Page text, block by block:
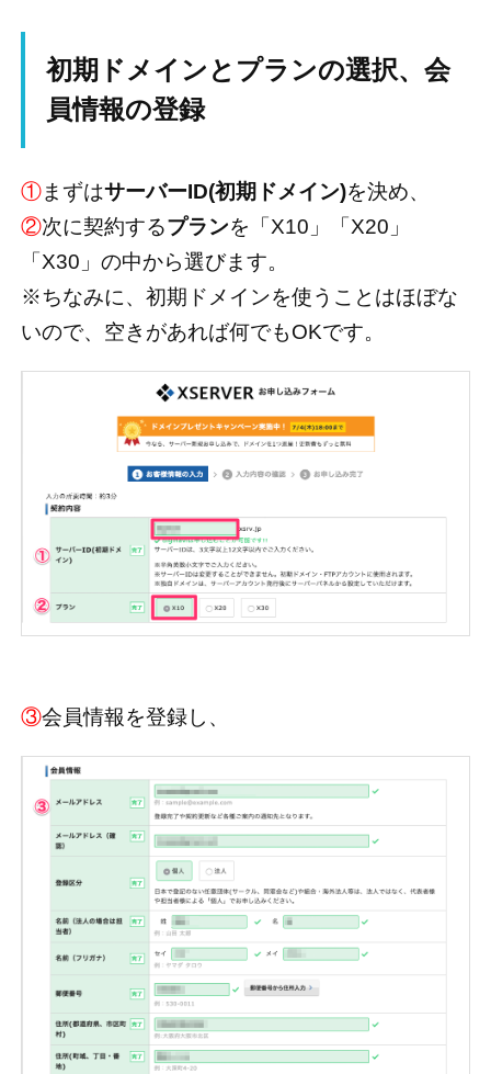
初期ドメインとプランの選択、会
員情報の登録
①まずはサーバーID(初期ドメイン)を決め、
②次に契約するプランを「X10」「X20」
「X30」の中から選びます。
※ちなみに、初期ドメインを使うことはほぼな
いので、空きがあれば何でもOKです。
③会員情報を登録し、